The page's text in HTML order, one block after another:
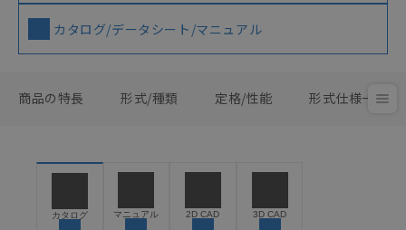
カタログ/データシート/マニュアル
商品の特長 形式/種類 定格/性能 形式仕様一覧
カタログ マニュアル 2D CAD 3D CAD